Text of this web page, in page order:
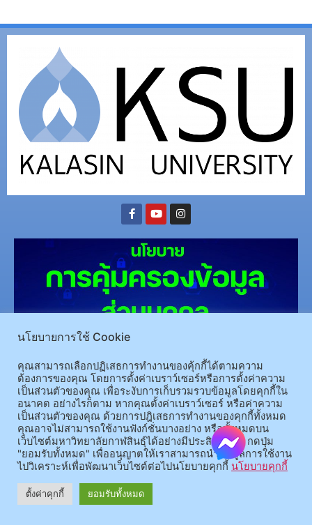
(อ.นามน)13 หมู่ 14 ต.สงเปลือย อ.นามน จ.กาฬสินธุ์ 46230โทรศัพท์ : 043-602-055 โทรสาร :
043-602-044
(อ.เมือง)62/1 ถ.เกษตรสมบูรณ์ ต.กาฬสินธุ์ อ.เมือง จ.กาฬสินธุ์ 46000 โทรศัพท์ 043-811128 08-
64584360 โทรสาร 043-813070
© 2025 All rights Reserved.
นโยบายการใช้ Cookie
คุณสามารถเลือกปฏิเสธการทำงานของคุ้กกี้ได้ตามความ
ต้องการของคุณ โดยการตั้งค่าเบราว์เซอร์หรือการตั้งค่าความ
เป็นส่วนตัวของคุณ เพื่อระงับการเก็บรวมรวบข้อมูลโดยคุกกี้ใน
อนาคต อย่างไรก็ตาม หากคุณตั้งค่าเบราว์เซอร์ หรือค่าความ
เป็นส่วนตัวของคุณ ด้วยการปฎิเสธการทำงานของคุกกี้ทั้งหมด
คุณอาจไม่สามารถใช้งานฟังก์ชั่นบางอย่าง หรือทั้งหมดบน
เว็บไซต์มหาวิทยาลัยกาฬสินธุ์ได้อย่างมีประสิทธิภาพ กดปุ่ม
"ยอมรับทั้งหมด" เพื่ออนุญาตให้เราสามารถนำข้อมูลการใช้งาน
ไปวิเคราะห์เพื่อพัฒนาเว็บไซต์ต่อไปนโยบายคุกกี้ นโยบายคุกกี้
ตั้งค่าคุกกี้ ยอมรับทั้งหมด